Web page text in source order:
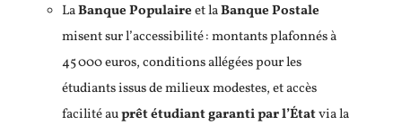
LaBanque Populaireet laBanque Postale
misent sur l’accessibilité : montants plafonnés à
45 000 euros, conditions allégées pour les
étudiants issus de milieux modestes, et accès
facilité auprêt étudiant garanti par l’Étatvia la